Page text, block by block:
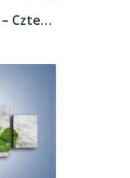
Obraz na płótnie – Czterolistna koniczyna...